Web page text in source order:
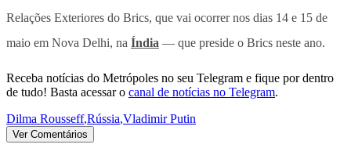
Relações Exteriores do Brics, que vai ocorrer nos dias 14 e 15 de
maio em Nova Delhi, na Índia — que preside o Brics neste ano.
Receba notícias do Metrópoles no seu Telegram e fique por dentro
de tudo! Basta acessar o canal de notícias no Telegram.
Dilma Rousseff,Rússia,Vladimir Putin
Ver Comentários